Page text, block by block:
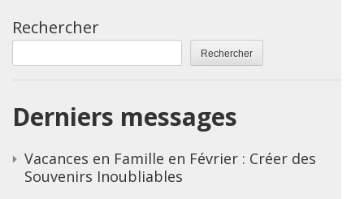
Rechercher
Rechercher
Derniers messages
Vacances en Famille en Février : Créer des
Souvenirs Inoubliables